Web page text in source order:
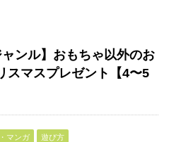
ャンル】おもちゃ以外のお
スマスプレゼント【4〜5
マンガ 遊び方